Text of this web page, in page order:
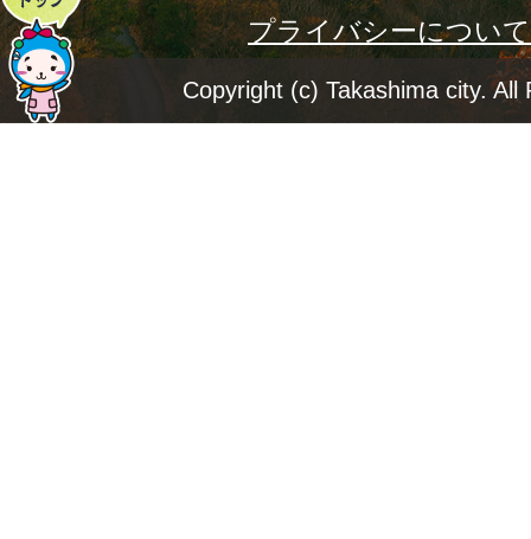
ー
ジ
プライバシーについて
Copyright (c) Takashima city. All